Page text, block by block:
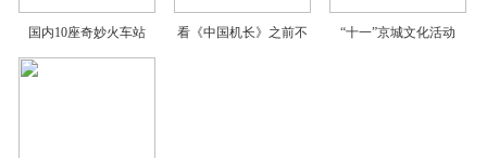
国内10座奇妙火车站 看《中国机长》之前不 “十一”京城文化活动